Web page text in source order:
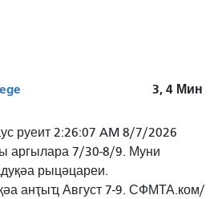
3, 4 Мин
руеит 2:26:07 AM 8/7/2026
аргылара 7/30-8/9. Муни
рыцәцареи.
анҭыҵ Август 7-9. СФМТА.ком/